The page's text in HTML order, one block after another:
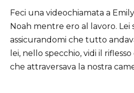
Feci una videochiamata a
Noah mentre ero al lavoro. Lei
assicurandomi che tutto
lei, nello specchio, vidi il
che attraversava la nostra